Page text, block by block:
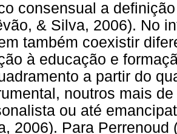
consensual a
& Silva, 2006). No
também coexistir
à educação e
a partir do
noutros mais
ou até
2006). Para Perrenoud